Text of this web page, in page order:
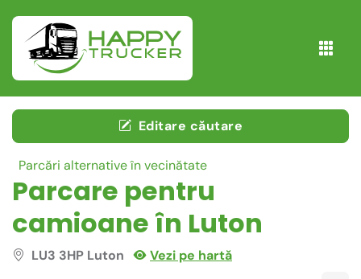
Editare căutare
Parcări alternative în vecinătate
Parcare pentru
camioane în Luton
LU3 3HP Luton Vezi pe hartă